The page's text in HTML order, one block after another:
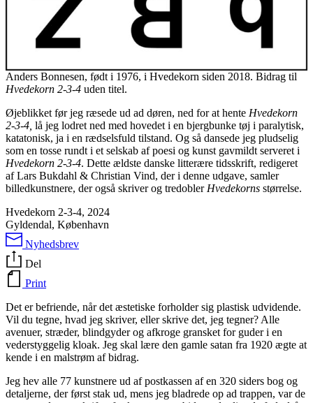
Anders Bonnesen, født i 1976, i Hvedekorn siden 2018. Bidrag til
Hvedekorn 2-3-4 uden titel.
Øjeblikket før jeg ræsede ud ad døren, ned for at hente Hvedekorn
2-3-4, lå jeg lodret ned med hovedet i en bjergbunke tøj i paralytisk,
katatonisk, ja i en rædselsfuld tilstand. Og så dansede jeg pludselig
som en tosse rundt i et selskab af poesi og kunst gavmildt serveret i
Hvedekorn 2-3-4. Dette ældste danske litterære tidsskrift, redigeret
af Lars Bukdahl & Christian Vind, der i denne udgave, samler
billedkunstnere, der også skriver og tredobler Hvedekorns størrelse.
Hvedekorn 2-3-4, 2024
Gyldendal, København
Nyhedsbrev
Del
Print
Det er befriende, når det æstetiske forholder sig plastisk udvidende.
Vil du tegne, hvad jeg skriver, eller skrive det, jeg tegner? Alle
avenuer, stræder, blindgyder og afkroge gransket for guder i en
vederstyggelig kloak. Jeg skal lære den gamle satan fra 1920 ægte at
kende i en malstrøm af bidrag.
Jeg hev alle 77 kunstnere ud af postkassen af en 320 siders bog og
detaljerne, der først stak ud, mens jeg bladrede op ad trappen, var de